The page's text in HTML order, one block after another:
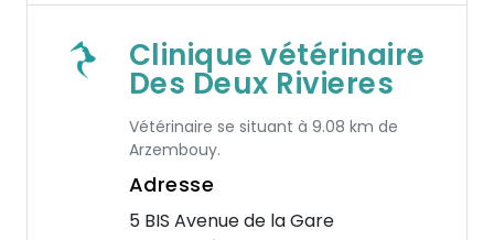
Clinique vétérinaire
Des Deux Rivieres
Vétérinaire se situant à 9.08 km de
Arzembouy.
Adresse
5 BIS Avenue de la Gare